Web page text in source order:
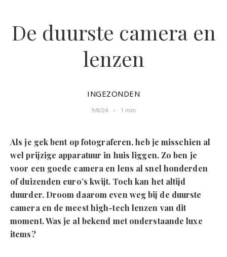
De duurste camera en
lenzen
INGEZONDEN
9/8/24 1 min
Als je gek bent op fotograferen, heb je misschien al
wel prijzige apparatuur in huis liggen. Zo ben je
voor een goede camera en lens al snel honderden
of duizenden euro’s kwijt. Toch kan het altijd
duurder. Droom daarom even weg bij de duurste
camera en de meest high-tech lenzen van dit
moment. Was je al bekend met onderstaande luxe
items?